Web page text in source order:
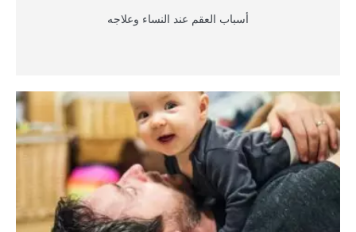
أسباب العقم عند النساء وعلاجه